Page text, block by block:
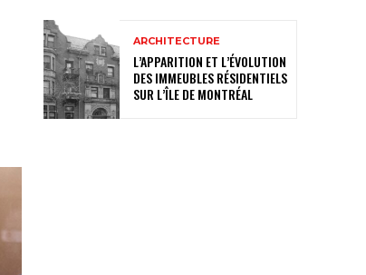
ARCHITECTURE
L’APPARITION ET L’ÉVOLUTION
DES IMMEUBLES RÉSIDENTIELS
SUR L’ÎLE DE MONTRÉAL